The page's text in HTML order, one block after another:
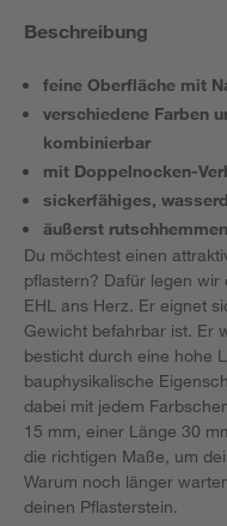
Beschreibung
feine Oberfläche mit
verschiedene Farben
kombinierbar
mit Doppelnocken-
sickerfähiges,
äußerst
Du möchtest einen
pflastern? Dafür legen
EHL ans Herz. Er eignet
Gewicht befahrbar ist. Er
besticht durch eine hohe
bauphysikalische
dabei mit jedem
15 mm, einer Länge 30
die richtigen Maße, um
Warum noch länger
deinen Pflasterstein.